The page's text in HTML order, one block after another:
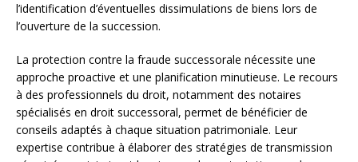
l’identification d’éventuelles dissimulations de biens lors de
l’ouverture de la succession.
La protection contre la fraude successorale nécessite une
approche proactive et une planification minutieuse. Le recours
à des professionnels du droit, notamment des notaires
spécialisés en droit successoral, permet de bénéficier de
conseils adaptés à chaque situation patrimoniale. Leur
expertise contribue à élaborer des stratégies de transmission